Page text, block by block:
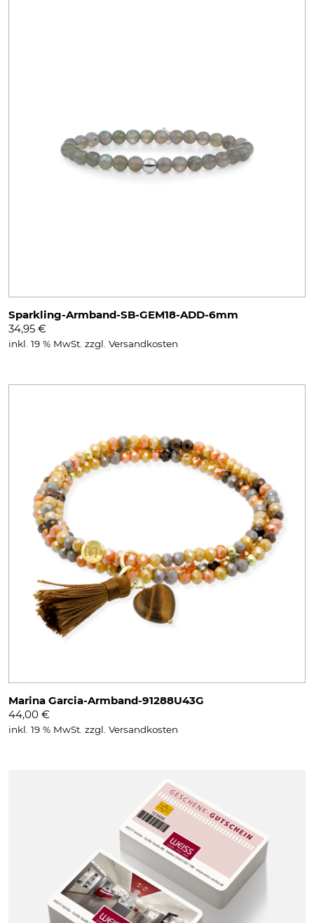
Sparkling-Armband-SB-GEM18-ADD-6mm
34,95 €
inkl. 19 % MwSt. zzgl. Versandkosten
Marina Garcia-Armband-91288U43G
44,00 €
inkl. 19 % MwSt. zzgl. Versandkosten